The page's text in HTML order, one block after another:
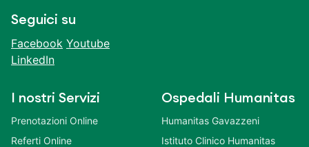
Seguici su
Facebook Youtube
LinkedIn
I nostri Servizi
Prenotazioni Online
Referti Online
Ospedali Humanitas
Humanitas Gavazzeni
Istituto Clinico Humanitas